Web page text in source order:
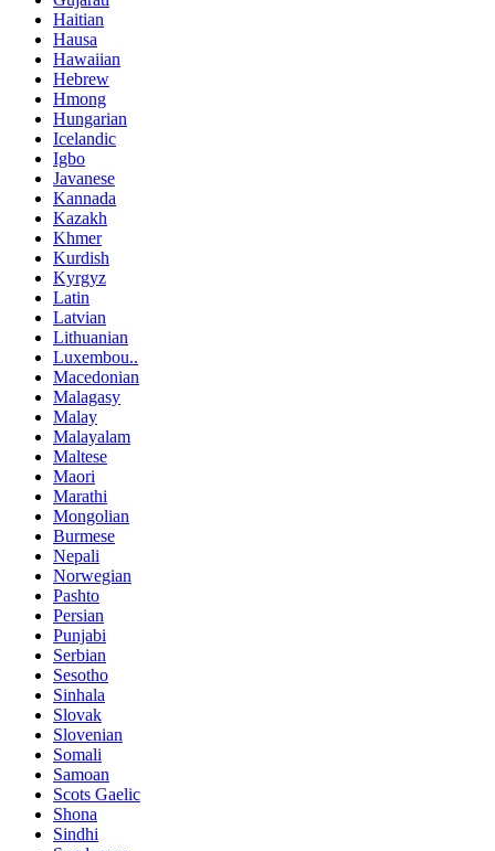
Haitian
Hausa
Hawaiian
Hebrew
Hmong
Hungarian
Icelandic
Igbo
Javanese
Kannada
Kazakh
Khmer
Kurdish
Kyrgyz
Latin
Latvian
Lithuanian
Luxembou..
Macedonian
Malagasy
Malay
Malayalam
Maltese
Maori
Marathi
Mongolian
Burmese
Nepali
Norwegian
Pashto
Persian
Punjabi
Serbian
Sesotho
Sinhala
Slovak
Slovenian
Somali
Samoan
Scots Gaelic
Shona
Sindhi